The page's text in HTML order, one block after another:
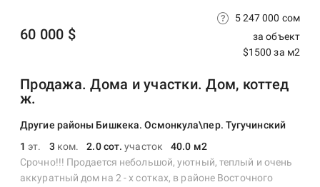
Продажа. Дома и участки. Дом, коттед
ж.
Другие районы Бишкека. Осмонкула\пер. Тугучинский
1 эт. 3 ком. 2.0 сот. участок 40.0 м2
60 000 $
5 247 000 сом
за объект
$1500 за м2
Срочно!!! Продается небольшой, уютный, теплый и очень
аккуратный дом на 2 - х сотках, в районе Восточного